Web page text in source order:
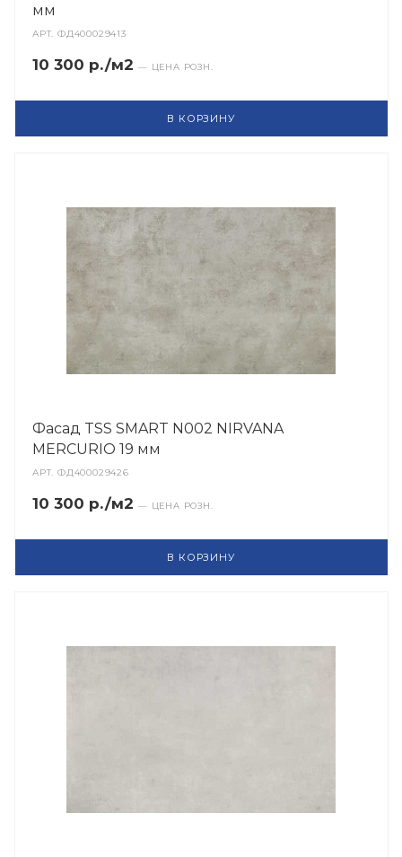
мм
АРТ.ФД400029413
10 300 р./м2 — ЦЕНА РОЗН.
В КОРЗИНУ
Фасад TSS SMART N002 NIRVANA
MERCURIO 19 мм
АРТ.ФД400029426
10 300 р./м2 — ЦЕНА РОЗН.
В КОРЗИНУ